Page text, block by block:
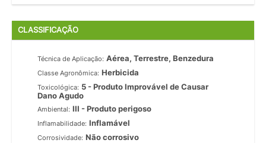
CLASSIFICAÇÃO
Técnica de Aplicação: Aérea, Terrestre, Benzedura
Classe Agronômica: Herbicida
Toxicológica: 5 - Produto Improvável de Causar
Dano Agudo
Ambiental: III - Produto perigoso
Inflamabilidade: Inflamável
Corrosividade: Não corrosivo